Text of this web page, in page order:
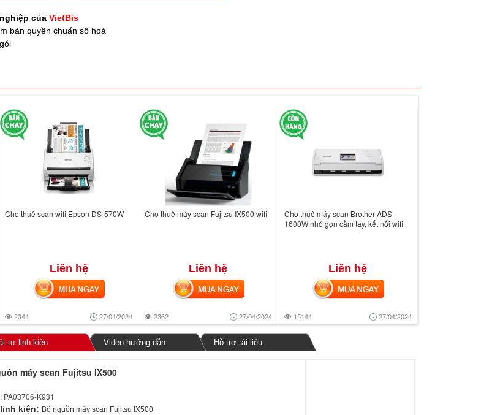
của VietBis
bản quyền chuẩn số hoá
Cho thuê scan wifi Epson DS-570W
Liên hệ
2344 27/04/2024
MUA NGAY
Cho thuê máy scan Fujitsu IX500 wifi
Liên hệ
2362 27/04/2024
MUA NGAY
Cho thuê máy scan Brother ADS-
1600W nhỏ gọn cầm tay, kết nối wifi
Liên hệ
15144 27/04/2024
MUA NGAY
tư linh kiện Video hướng dẫn Hỗ trợ tài liệu
máy scan Fujitsu IX500
PA03706-K931
kiện: Bộ nguồn máy scan Fujitsu IX500